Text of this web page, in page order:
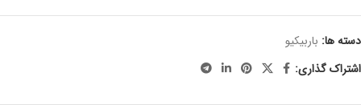
دسته ها: باربیکیو
اشتراک گذاری: